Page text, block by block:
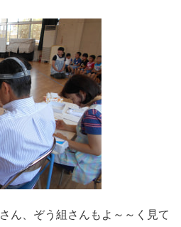
ん、ぞう組さんもよ～～く見て